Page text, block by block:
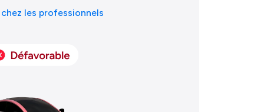
chez les professionnels